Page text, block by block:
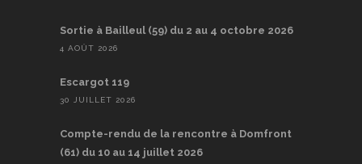
Sortie à Bailleul (59) du 2 au 4 octobre 2026
4 AOÛT 2026
Escargot 119
30 JUILLET 2026
Compte-rendu de la rencontre à Domfront
(61) du 10 au 14 juillet 2026